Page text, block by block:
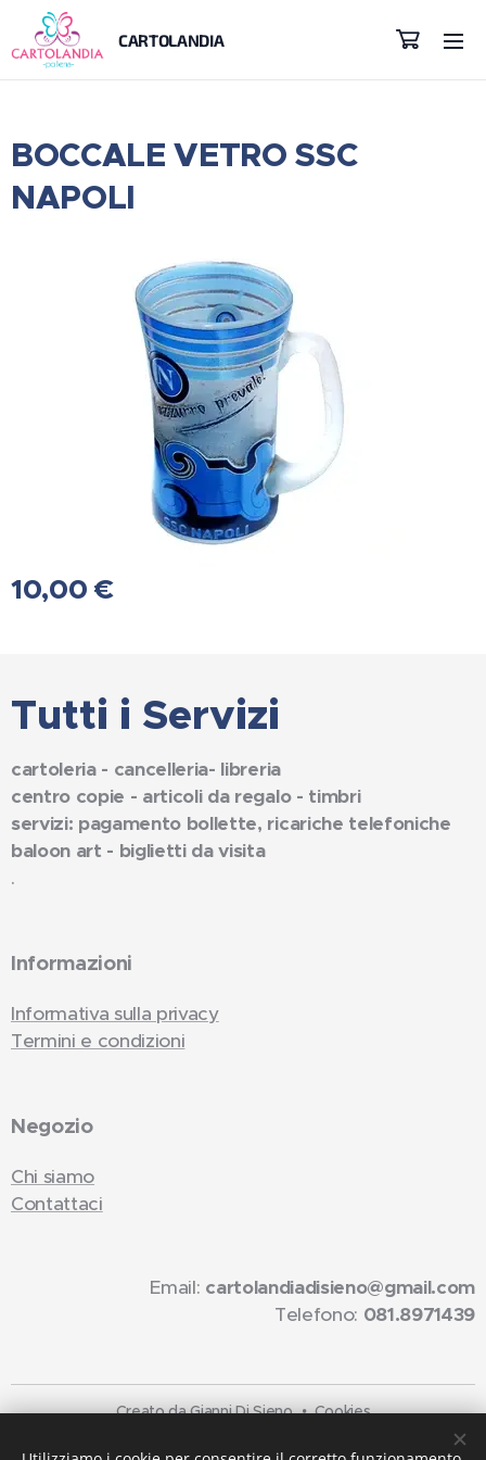
CARTOLANDIA
BOCCALE VETRO SSC
NAPOLI
10,00 €
Tutti i Servizi
cartoleria - cancelleria- libreria
centro copie - articoli da regalo - timbri
servizi: pagamento bollette, ricariche telefoniche
baloon art - biglietti da visita
.
Informazioni
Informativa sulla privacy
Termini e condizioni
Negozio
Chi siamo
Contattaci
Email: cartolandiadisieno@gmail.com
Telefono: 081.8971439
Creato da Gianni Di Sieno Cookies